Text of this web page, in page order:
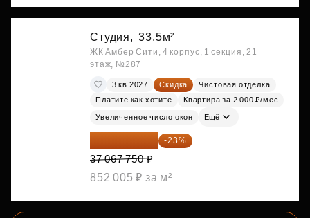
Студия, 33.5м²
ЖК Амбер Сити, 4 корпус, 1 секция, 21
этаж, №287
3 кв 2027 Скидка
Чистовая отделка
Платите как хотите
Квартира за 2 000 ₽/мес
Увеличенное число окон Ещё
28 542 168 ₽ -23%
37 067 750 ₽
852 005 ₽ за м²